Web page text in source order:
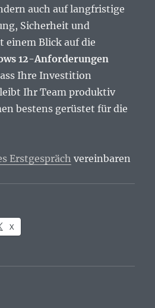
auch auf langfristige
Sicherheit und
einem Blick auf die
12-Anforderungen
Ihre Investition
Ihr Team produktiv
bestens gerüstet für die
Erstgespräch vereinbaren
X